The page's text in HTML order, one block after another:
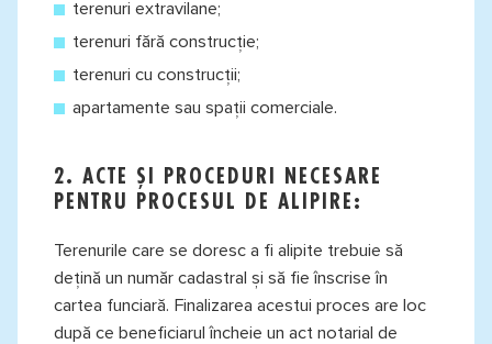
terenuri extravilane;
terenuri fără construcție;
terenuri cu construcții;
apartamente sau spații comerciale.
2. ACTE ȘI PROCEDURI NECESARE
PENTRU PROCESUL DE ALIPIRE:
Terenurile care se doresc a fi alipite trebuie să
dețină un număr cadastral și să fie înscrise în
cartea funciară. Finalizarea acestui proces are loc
după ce beneficiarul încheie un act notarial de